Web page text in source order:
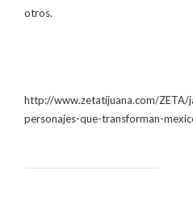
otros.
http://www.zetatijuana.com/
personajes-que-transforman-